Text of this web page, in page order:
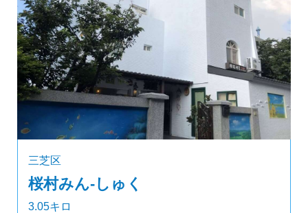
三芝区
桜村みん‐しゅく
3.05キロ